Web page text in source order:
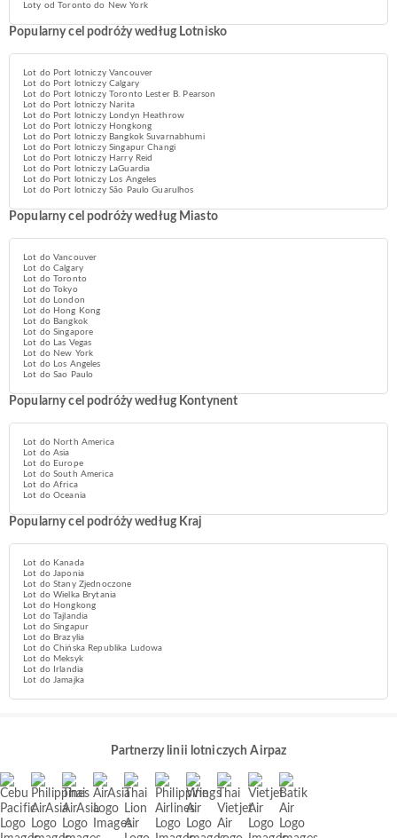
Loty od Toronto do New York
Popularny cel podróży według Lotnisko
Lot do Port lotniczy Vancouver
Lot do Port lotniczy Calgary
Lot do Port lotniczy Toronto Lester B. Pearson
Lot do Port lotniczy Narita
Lot do Port lotniczy Londyn Heathrow
Lot do Port lotniczy Hongkong
Lot do Port lotniczy Bangkok Suvarnabhumi
Lot do Port lotniczy Singapur Changi
Lot do Port lotniczy Harry Reid
Lot do Port lotniczy LaGuardia
Lot do Port lotniczy Los Angeles
Lot do Port lotniczy São Paulo Guarulhos
Popularny cel podróży według Miasto
Lot do Vancouver
Lot do Calgary
Lot do Toronto
Lot do Tokyo
Lot do London
Lot do Hong Kong
Lot do Bangkok
Lot do Singapore
Lot do Las Vegas
Lot do New York
Lot do Los Angeles
Lot do Sao Paulo
Popularny cel podróży według Kontynent
Lot do North America
Lot do Asia
Lot do Europe
Lot do South America
Lot do Africa
Lot do Oceania
Popularny cel podróży według Kraj
Lot do Kanada
Lot do Japonia
Lot do Stany Zjednoczone
Lot do Wielka Brytania
Lot do Hongkong
Lot do Tajlandia
Lot do Singapur
Lot do Brazylia
Lot do Chińska Republika Ludowa
Lot do Meksyk
Lot do Irlandia
Lot do Jamajka
Partnerzy linii lotniczych Airpaz